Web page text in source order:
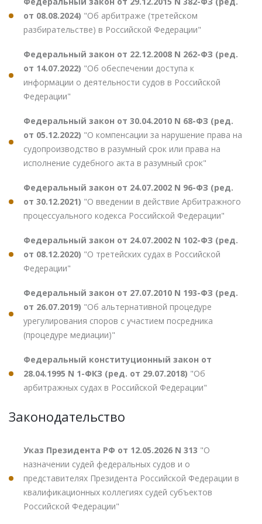
от 08.08.2024) "Об арбитраже (третейском
разбирательстве) в Российской Федерации"
Федеральный закон от 22.12.2008 N 262-ФЗ (ред.
от 14.07.2022) "Об обеспечении доступа к
информации о деятельности судов в Российской
Федерации"
Федеральный закон от 30.04.2010 N 68-ФЗ (ред.
от 05.12.2022) "О компенсации за нарушение права на
судопроизводство в разумный срок или права на
исполнение судебного акта в разумный срок"
Федеральный закон от 24.07.2002 N 96-ФЗ (ред.
от 30.12.2021) "О введении в действие Арбитражного
процессуального кодекса Российской Федерации"
Федеральный закон от 24.07.2002 N 102-ФЗ (ред.
от 08.12.2020) "О третейских судах в Российской
Федерации"
Федеральный закон от 27.07.2010 N 193-ФЗ (ред.
от 26.07.2019) "Об альтернативной процедуре
урегулирования споров с участием посредника
(процедуре медиации)"
Федеральный конституционный закон от
28.04.1995 N 1-ФКЗ (ред. от 29.07.2018) "Об
арбитражных судах в Российской Федерации"
Законодательство
Указ Президента РФ от 12.05.2026 N 313 "О
назначении судей федеральных судов и о
представителях Президента Российской Федерации в
квалификационных коллегиях судей субъектов
Российской Федерации"